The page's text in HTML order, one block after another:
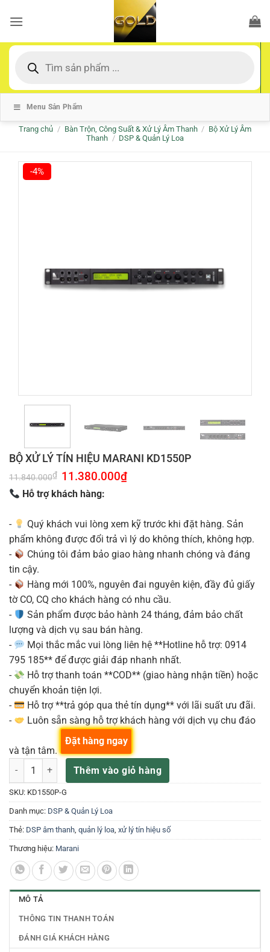
qua
dung
kiếm
Menu Sản Phẩm
Trang chủ / Bàn Trộn, Công Suất & Xử Lý Âm Thanh / Bộ Xử Lý Âm
Thanh / DSP & Quản Lý Loa
-4%
BỘ XỬ LÝ TÍN HIỆU MARANI KD1550P
11.840.000₫ Giá
gốc
là:
11.840.000₫.
11.380.000₫Giá
Hỗ trợ khách hàng:
-
Quý khách vui lòng xem kỹ trước khi đặt hàng. Sản
phẩm không được đổi trả vì lý do không thích, không hợp.
-
Chúng tôi đảm bảo giao hàng nhanh chóng và đáng
tin cậy.
-
Hàng mới 100%, nguyên đai nguyên kiện, đầy đủ giấy
tờ CO, CQ cho khách hàng có nhu cầu.
-
Sản phẩm được bảo hành 24 tháng, đảm bảo chất
lượng và dịch vụ sau bán hàng.
-
Mọi thắc mắc vui lòng liên hệ **Hotline hỗ trợ: 0914
795 185** để được giải đáp nhanh nhất.
-
Hỗ trợ thanh toán **COD** (giao hàng nhận tiền) hoặc
chuyển khoản tiện lợi.
-
Hỗ trợ **trả góp qua thẻ tín dụng** với lãi suất ưu đãi.
-
Luôn sẵn sàng hỗ trợ khách hàng với dịch vụ chu đáo
và tận tâm.
BỘ XỬ LÝ TÍN HIỆU MARANI KD1550P số lượng
Thêm vào giỏ hàng
Đặt hàng ngay
SKU: KD1550P-G
Danh mục: DSP & Quản Lý Loa
Thẻ: DSP âm thanh, quản lý loa, xử lý tín hiệu số
Thương hiệu: Marani
MÔ TẢ
THÔNG TIN THANH TOÁN
ĐÁNH GIÁ KHÁCH HÀNG